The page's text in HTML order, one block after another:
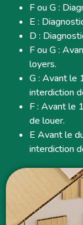
F ou G :
E :
D :
F ou G :
loyers.
G : Avant le
interdiction
F : Avant le
de louer.
E Avant le
interdiction